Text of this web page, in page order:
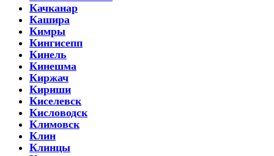
Качканар
Кашира
Кимры
Кингисепп
Кинель
Кинешма
Киржач
Кириши
Киселевск
Кисловодск
Климовск
Клин
Клинцы